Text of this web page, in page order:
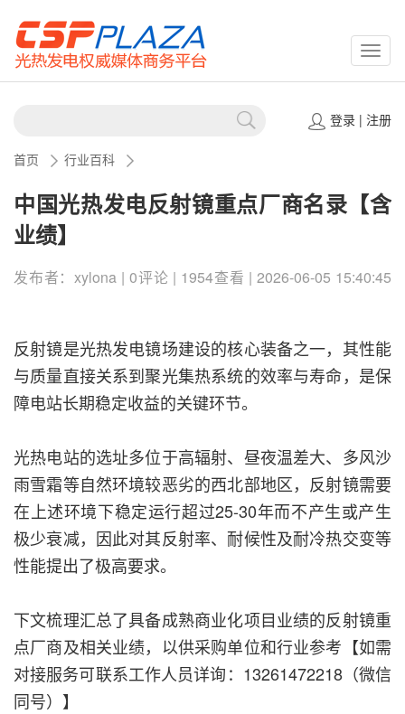
登录| 注册
首页 行业百科
中国光热发电反射镜重点厂商名录【含
业绩】
发布者：xylona | 0评论 | 1954查看 | 2026-06-05 15:40:45
反射镜是光热发电镜场建设的核心装备之一，其性能
与质量直接关系到聚光集热系统的效率与寿命，是保
障电站长期稳定收益的关键环节。
光热电站的选址多位于高辐射、昼夜温差大、多风沙
雨雪霜等自然环境较恶劣的西北部地区，反射镜需要
在上述环境下稳定运行超过25-30年而不产生或产生
极少衰减，因此对其反射率、耐候性及耐冷热交变等
性能提出了极高要求。
下文梳理汇总了具备成熟商业化项目业绩的反射镜重
点厂商及相关业绩，以供采购单位和行业参考【如需
对接服务可联系工作人员详询：13261472218（微信
同号）】